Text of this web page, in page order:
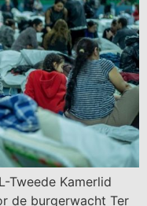
Tweede Kamerlid
de burgerwacht Ter